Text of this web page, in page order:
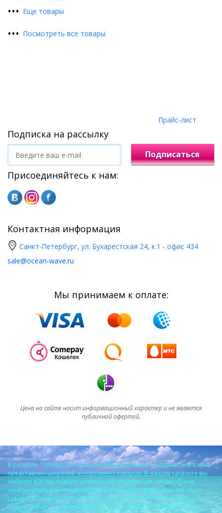
••• Еще товары
••• Посмотреть все товары
Прайс-лист
Подписка на рассылку
Подписаться
Присоединяйтесь к нам:
Контактная информация
Санкт-Петербург, ул. Бухарестская 24, к.1 - офис 434
sale@ocean-wave.ru
Мы принимаем к оплате:
Цена на сайте носит информационный характер и не является
публичной офертой.
В разделе "Профессиональное оборудование" интернет-магазина
представлен широкий ассортимент товаров. В нашем каталоге вы
найдете все последние новинки оборудования с подробным
описанием технических характеристик, фото и ценами. Заказать
товар с доставкой по Санкт-Петербургу и по всей России можно
прямо сейчас, оформив покупку на сайте или по телефону 8 (812)